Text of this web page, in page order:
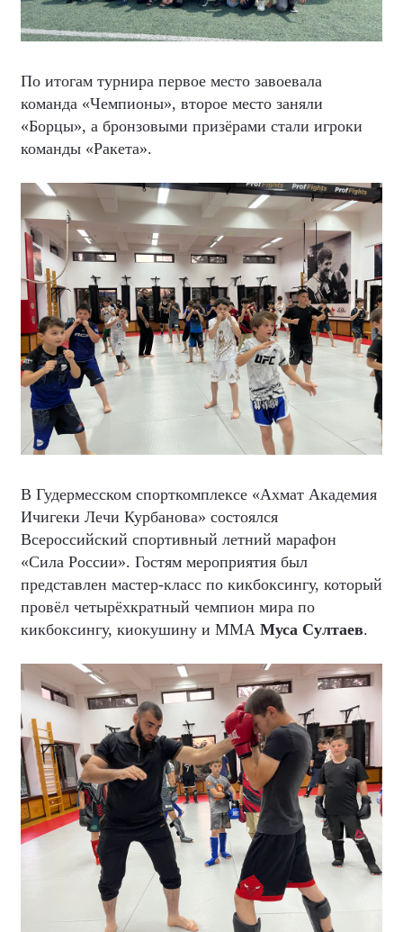
По итогам турнира первое место завоевала
команда «Чемпионы», второе место заняли
«Борцы», а бронзовыми призёрами стали игроки
команды «Ракета».
В Гудермесском спорткомплексе «Ахмат Академия
Ичигеки Лечи Курбанова» состоялся
Всероссийский спортивный летний марафон
«Сила России». Гостям мероприятия был
представлен мастер-класс по кикбоксингу, который
провёл четырёхкратный чемпион мира по
кикбоксингу, киокушину и ММА Муса Султаев.